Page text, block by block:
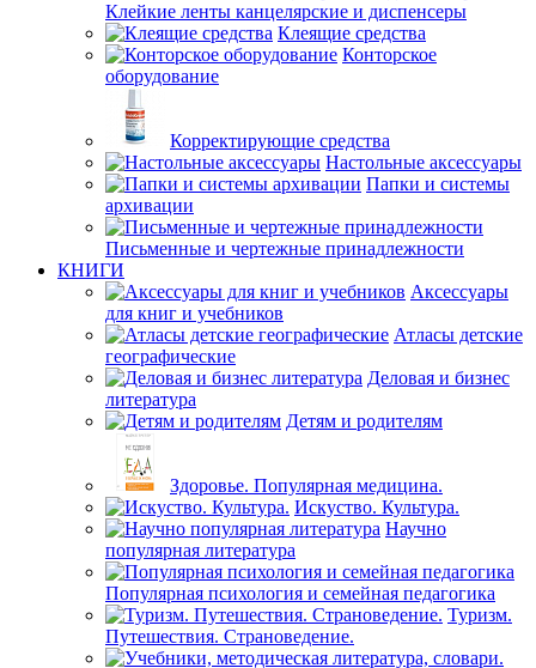
Клейкие ленты канцелярские и диспенсеры
Клеящие средства
Конторское
оборудование
Корректирующие средства
Настольные аксессуары
Папки и системы
архивации
Письменные и чертежные принадлежности
КНИГИ
Аксессуары
для книг и учебников
Атласы детские
географические
Деловая и бизнес
литература
Детям и родителям
Здоровье. Популярная медицина.
Искуство. Культура.
Научно
популярная литература
Популярная психология и семейная педагогика
Туризм.
Путешествия. Страноведение.